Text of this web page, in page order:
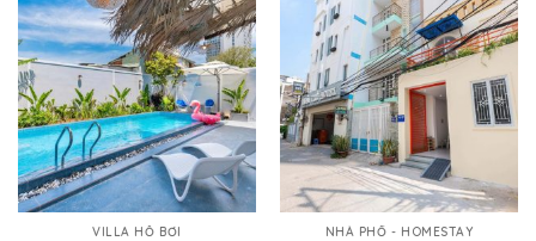
VILLA HỒ BƠI NHÀ PHỐ - HOMESTAY